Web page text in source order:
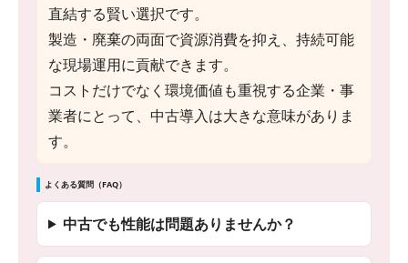
直結する賢い選択です。
製造・廃棄の両面で資源消費を抑え、持続可能
な現場運用に貢献できます。
コストだけでなく環境価値も重視する企業・事
業者にとって、中古導入は大きな意味がありま
す。
よくある質問（FAQ）
中古でも性能は問題ありませんか？